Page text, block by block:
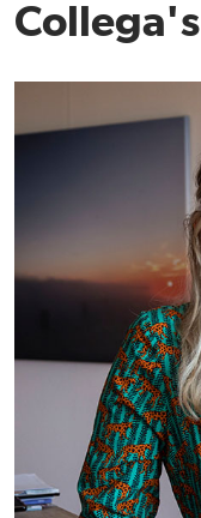
Collega's